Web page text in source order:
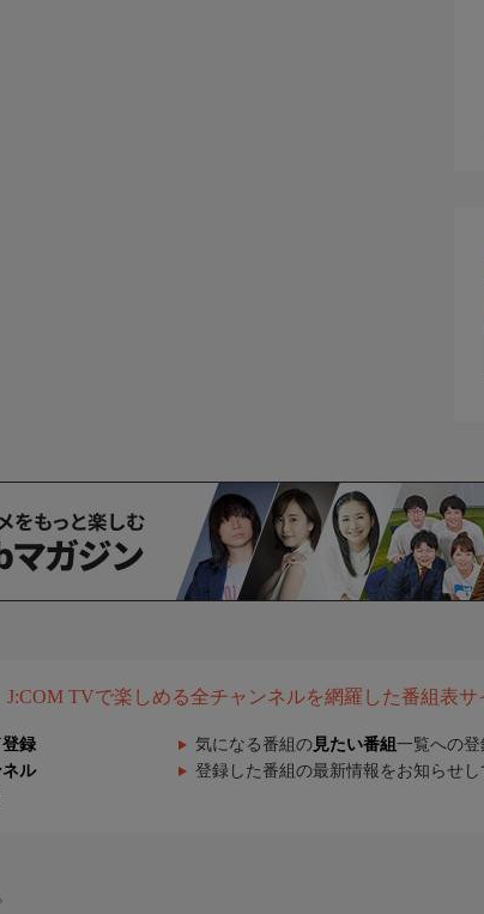
TVで楽しめる全チャンネルを網羅した番組表サ
録 気になる番組の 見たい番組 一覧への登
ル 登録した番組の最新情報をお知らせし